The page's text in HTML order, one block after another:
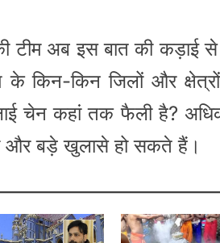
टीम अब इस बात की कड़ाई
के किन-किन जिलों और
चेन कहां तक फैली है?
और बड़े खुलासे हो सकते हैं।